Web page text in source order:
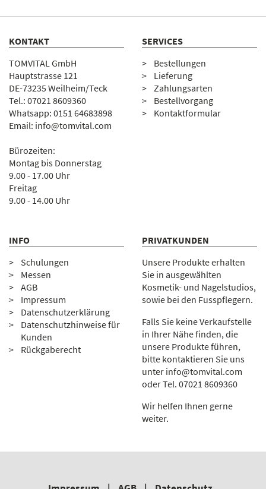
KONTAKT
TOMVITAL GmbH
Hauptstrasse 121
DE-73235 Weilheim/Teck
Tel.: 07021 8609360
Whatsapp: 0151 64683898
Email: info@tomvital.com
Bürozeiten:
Montag bis Donnerstag
9.00 - 17.00 Uhr
Freitag
9.00 - 14.00 Uhr
SERVICES
Bestellungen
Lieferung
Zahlungsarten
Bestellvorgang
Kontaktformular
INFO
Schulungen
Messen
AGB
Impressum
Datenschutzerklärung
Datenschutzhinweise für
Kunden
Rückgaberecht
PRIVATKUNDEN
Unsere Produkte erhalten
Sie in ausgewählten
Kosmetik- und Nagelstudios,
sowie bei den Fusspflegern.
Falls Sie keine Verkaufstelle
in Ihrer Nähe finden, die
unsere Produkte führen,
bitte kontaktieren Sie uns
unter info@tomvital.com
oder Tel. 07021 8609360
Wir helfen Ihnen gerne
weiter.